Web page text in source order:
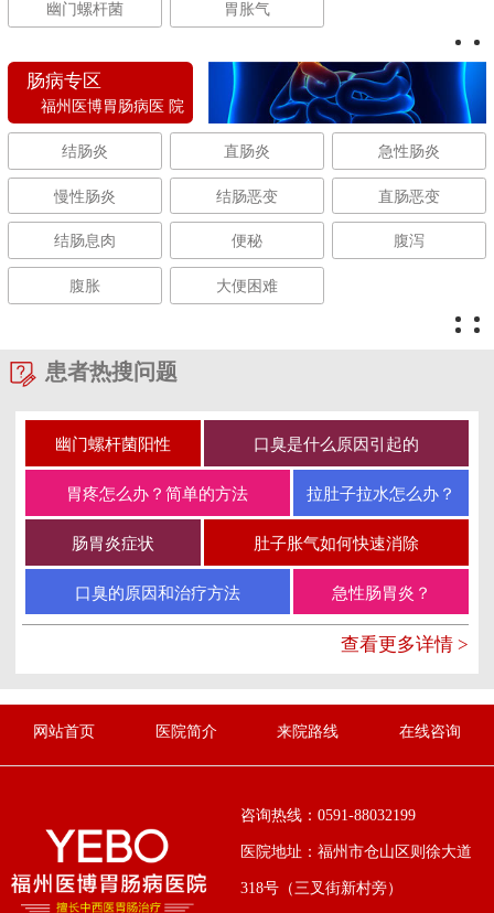
幽门螺杆菌 胃胀气
肠病专区
福州医博胃肠病医 院
结肠炎 直肠炎 急性肠炎
慢性肠炎 结肠恶变 直肠恶变
结肠息肉 便秘 腹泻
腹胀 大便困难
患者热搜问题
幽门螺杆菌阳性 口臭是什么原因引起的
胃疼怎么办？简单的方法 拉肚子拉水怎么办？
肠胃炎症状 肚子胀气如何快速消除
口臭的原因和治疗方法 急性肠胃炎？
查看更多详情 >
网站首页 医院简介 来院路线 在线咨询
咨询热线：0591-88032199
医院地址：福州市仓山区则徐大道
318号（三叉街新村旁）